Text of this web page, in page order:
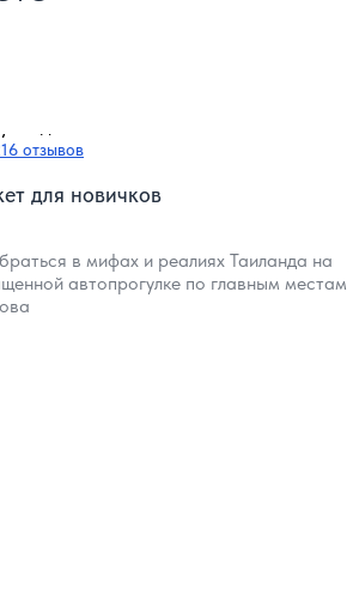
отзывов
для новичков
в мифах и реалиях Таиланда на
автопрогулке по главным местам